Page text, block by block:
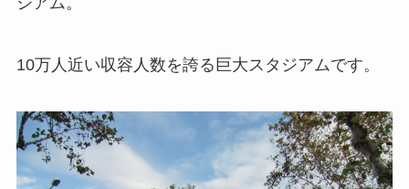
10万人近い収容人数を誇る巨大スタジアムです。